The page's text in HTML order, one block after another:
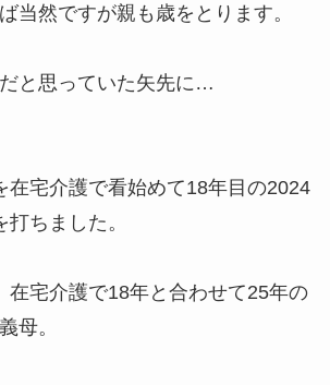
当然ですが親も歳をとります。
と思っていた矢先に…
在宅介護で看始めて18年目の2024
ちました。
在宅介護で18年と合わせて25年の
母。